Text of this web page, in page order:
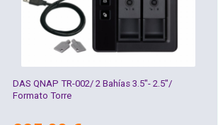
DAS QNAP TR-002/ 2 Bahías 3.5"- 2.5"/
Formato Torre